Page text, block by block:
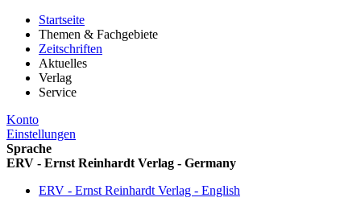
Startseite
Themen & Fachgebiete
Zeitschriften
Aktuelles
Verlag
Service
Konto
Einstellungen
Sprache
ERV - Ernst Reinhardt Verlag - Germany
ERV - Ernst Reinhardt Verlag - English